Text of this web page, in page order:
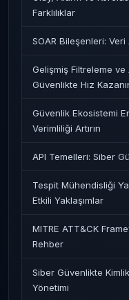
Farklılıklar
SOAR Bileşenleri:
Gelişmiş Filtreleme
Güvenlikte Hız
Güvenlik Ekosistemi
Verimliliği Artırın
API Temelleri: Siber
Tespit Mühendisliği
Etkili Yaklaşımlar
MITRE ATT&CK
Rehber
Siber Güvenlikte
Yönetimi